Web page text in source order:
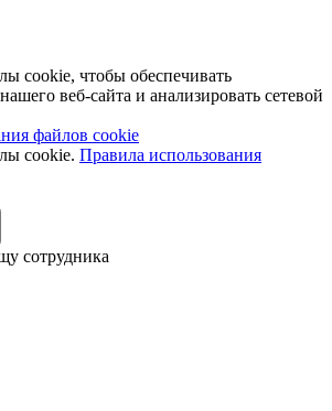
cookie, чтобы обеспечивать
веб-сайта и анализировать сетевой
файлов cookie
cookie. Правила использования
сотрудника